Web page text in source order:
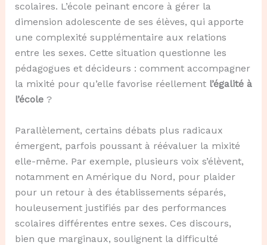
scolaires. L’école peinant encore à gérer la
dimension adolescente de ses élèves, qui apporte
une complexité supplémentaire aux relations
entre les sexes. Cette situation questionne les
pédagogues et décideurs : comment accompagner
la mixité pour qu’elle favorise réellement l’égalité à
l’école?
Parallèlement, certains débats plus radicaux
émergent, parfois poussant à réévaluer la mixité
elle-même. Par exemple, plusieurs voix s’élèvent,
notamment en Amérique du Nord, pour plaider
pour un retour à des établissements séparés,
houleusement justifiés par des performances
scolaires différentes entre sexes. Ces discours,
bien que marginaux, soulignent la difficulté